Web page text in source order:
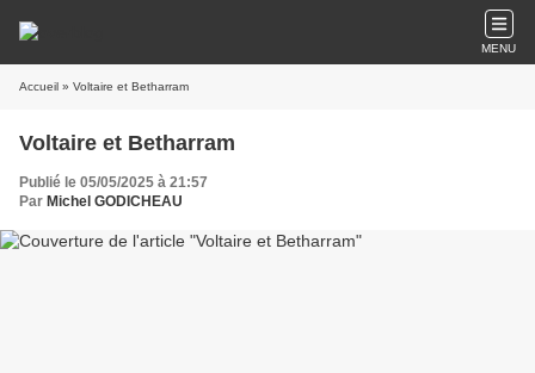
MENU
Accueil » Voltaire et Betharram
Voltaire et Betharram
Publié le 05/05/2025 à 21:57
Par Michel GODICHEAU